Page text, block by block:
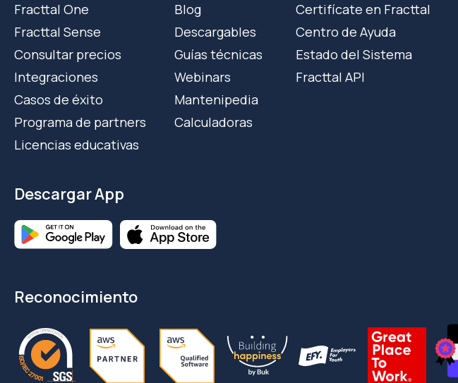
Fracttal One
Fracttal Sense
Consultar precios
Integraciones
Casos de éxito
Programa de partners
Licencias educativas
Blog
Descargables
Guías técnicas
Webinars
Mantenipedia
Calculadoras
Certifícate en Fracttal
Centro de Ayuda
Estado del Sistema
Fracttal API
Descargar App
Reconocimiento